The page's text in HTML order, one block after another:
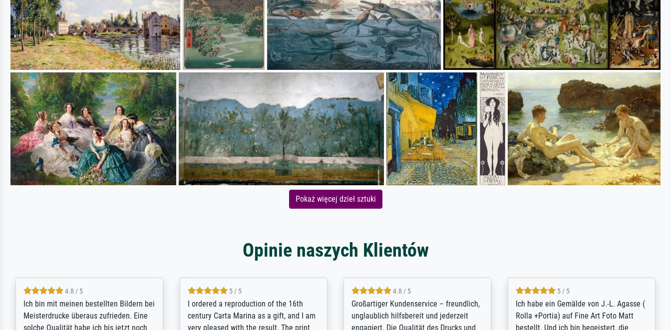
Pokaż więcej dzieł sztuki
Opinie naszych Klientów
5 / 5
Rundum positive Erfahrung. Die
Ausführung des Auftrags hat eine Weile
gedauert, die angekündigte Lieferzeit
5 / 5
The team at Meisterdrucke strives to
meet its clients demands, and provides
expert advice on how to obtain the best
5 / 5
Outstanding quality and customer
support. - the quality of the printing is
excellent and difficult to distinguish
4.8 / 5
Qualité absolument irréprochable.
Extraordinaire diversité des thèmes
abordés et personnalisation des